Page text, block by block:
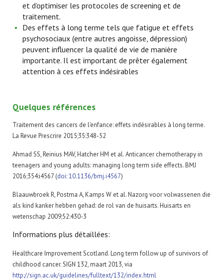
et d’optimiser les protocoles de screening et de
traitement.
Des effets à long terme tels que fatigue et effets
psychosociaux (entre autres angoisse, dépression)
peuvent influencer la qualité de vie de manière
importante. Il est important de prêter également
attention à ces effets indésirables
Quelques références
Traitement des cancers de l’enfance: effets indésirables à long terme.
La Revue Prescrire 2015;35:348-52
Ahmad SS, Reinius MAV, Hatcher HM et al. Anticancer chemotherapy in
teenagers and young adults: managing long term side effects. BMJ
2016;354:i4567 (doi:10.1136/bmj.i4567)
Blaauwbroek R, Postma A, Kamps W et al. Nazorg voor volwassenen die
als kind kanker hebben gehad: de rol van de huisarts. Huisarts en
wetenschap 2009;52:430-3
Informations plus détaillées:
Healthcare Improvement Scotland. Long term follow up of survivors of
childhood cancer. SIGN 132, maart 2013, via
http://sign.ac.uk/guidelines/fulltext/132/index.html